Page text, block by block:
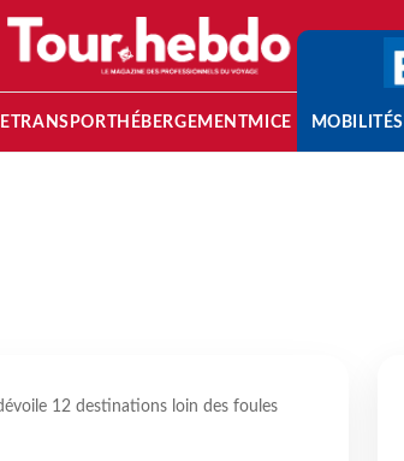
TRANSPORT HÉBERGEMENTMICE MOBILITÉS
12 destinations loin des foules